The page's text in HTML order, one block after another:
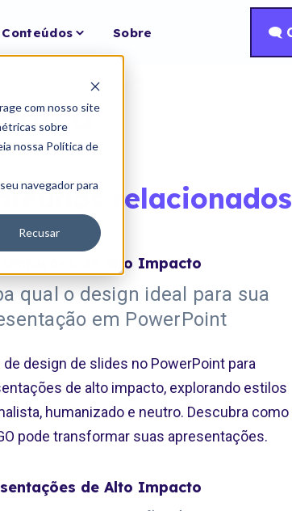
com nosso site
sobre
nossa Política de
navegador para
Recusar
Conteúdos Toggle
for
Sobre 🗨
relacionados
de Alto Impacto
qual o design ideal para sua
em PowerPoint
de design de slides no PowerPoint para
de alto impacto, explorando estilos
humanizado e neutro. Descubra como
pode transformar suas apresentações.
de Alto Impacto